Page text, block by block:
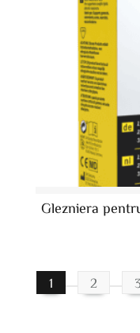
Glezniera
1 2